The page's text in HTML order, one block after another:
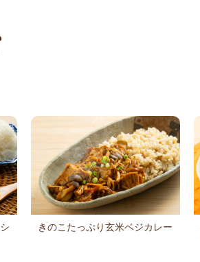
きのこたっぷり玄米ベジカレー